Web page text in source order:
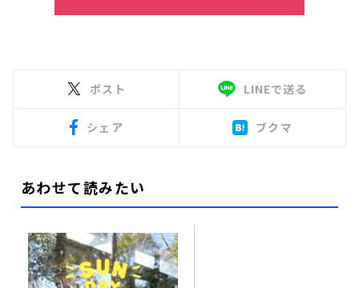
ポスト LINEで送る
シェア ブクマ
あわせて読みたい